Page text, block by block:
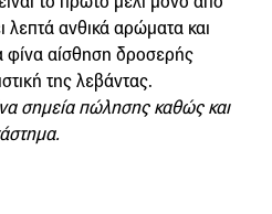
λεπτά ανθικά αρώματα και
φίνα αίσθηση δροσερής
της λεβάντας.
σημεία πώλησης καθώς και